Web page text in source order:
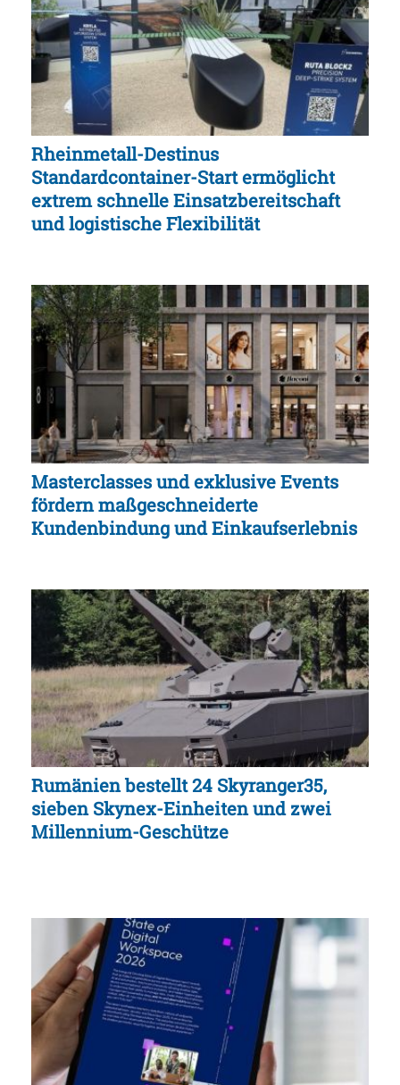
Rheinmetall-Destinus
Standardcontainer-Start ermöglicht
extrem schnelle Einsatzbereitschaft
und logistische Flexibilität
Masterclasses und exklusive Events
fördern maßgeschneiderte
Kundenbindung und Einkaufserlebnis
Rumänien bestellt 24 Skyranger35,
sieben Skynex-Einheiten und zwei
Millennium-Geschütze